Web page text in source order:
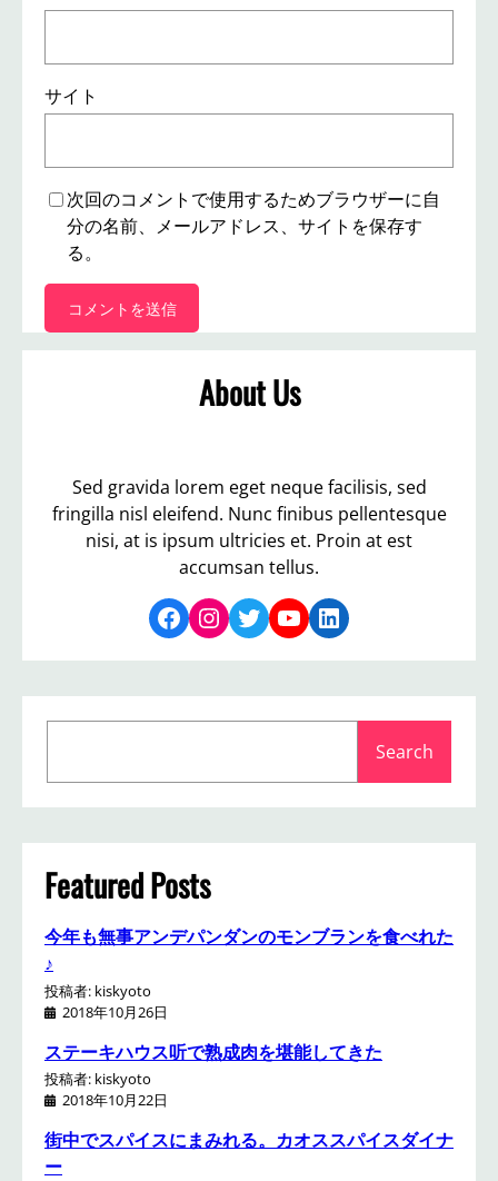
サイト
次回のコメントで使用するためブラウザーに自
分の名前、メールアドレス、サイトを保存す
る。
About Us
Sed gravida lorem eget neque facilisis, sed
fringilla nisl eleifend. Nunc finibus pellentesque
nisi, at is ipsum ultricies et. Proin at est
accumsan tellus.
Facebook Instagram Twitter YouTube LinkedIn
a
r
c
h
Search
Featured Posts
今年も無事アンデパンダンのモンブランを食べれた
♪
投稿者: kiskyoto
2018年10月26日
ステーキハウス听で熟成肉を堪能してきた
投稿者: kiskyoto
2018年10月22日
街中でスパイスにまみれる。カオススパイスダイナ
ー